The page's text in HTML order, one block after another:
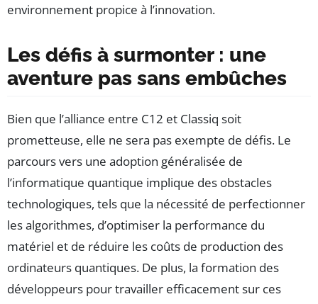
environnement propice à l’innovation.
Les défis à surmonter : une
aventure pas sans embûches
Bien que l’alliance entre C12 et Classiq soit
prometteuse, elle ne sera pas exempte de défis. Le
parcours vers une adoption généralisée de
l’informatique quantique implique des obstacles
technologiques, tels que la nécessité de perfectionner
les algorithmes, d’optimiser la performance du
matériel et de réduire les coûts de production des
ordinateurs quantiques. De plus, la formation des
développeurs pour travailler efficacement sur ces